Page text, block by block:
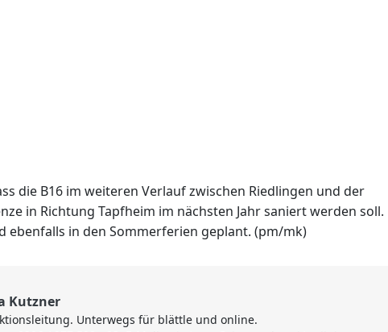
die B16 im weiteren Verlauf zwischen Riedlingen und der
in Richtung Tapfheim im nächsten Jahr saniert werden soll.
ebenfalls in den Sommerferien geplant. (pm/mk)
Kutzner
Unterwegs für blättle und online.